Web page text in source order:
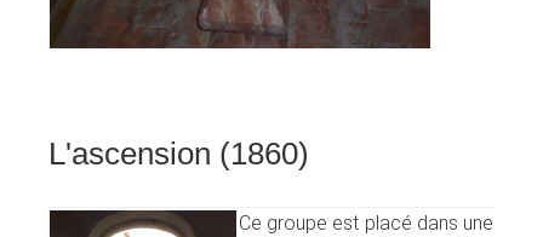
L'ascension (1860)
Ce groupe est placé dans une